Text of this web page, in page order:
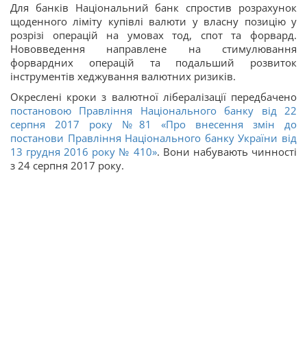
Для банків Національний банк спростив розрахунок
щоденного ліміту купівлі валюти у власну позицію у
розрізі операцій на умовах тод, спот та форвард.
Нововведення направлене на стимулювання
форвардних операцій та подальший розвиток
інструментів хеджування валютних ризиків.
Окреслені кроки з валютної лібералізації передбачено
постановою Правління Національного банку від 22
серпня 2017 року №81 «Про внесення змін до
постанови Правління Національного банку України від
13 грудня 2016 року № 410». Вони набувають чинності
з 24 серпня 2017 року.